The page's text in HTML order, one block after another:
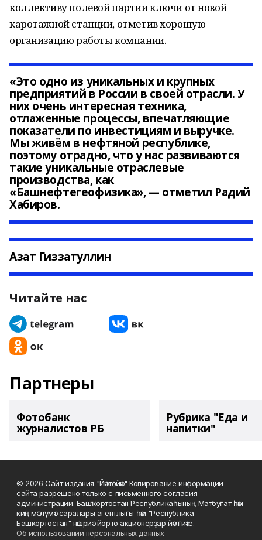
коллективу полевой партии ключи от новой
каротажной станции, отметив хорошую
организацию работы компании.
«Это одно из уникальных и крупных
предприятий в России в своей отрасли. У
них очень интересная техника,
отлаженные процессы, впечатляющие
показатели по инвестициям и выручке.
Мы живём в нефтяной республике,
поэтому отрадно, что у нас развиваются
такие уникальные отраслевые
производства, как
«Башнефтегеофизика», — отметил Радий
Хабиров.
Азат Гиззатуллин
Читайте нас
Партнеры
Фотобанк
журналистов РБ
Рубрика "Еда и
напитки"
© 2026 Сайт издания "Йәнтөйәк" Копирование информации
сайта разрешено только с письменного согласия
администрации. Башҡортостан Республикаһының Матбуғат һәм
киң мәғлүмәт саралары агентлығы һәм "Республика
Башкортостан" нәшриәт йорто акционерҙар йәмғиәте.
Об использовании персональных данных